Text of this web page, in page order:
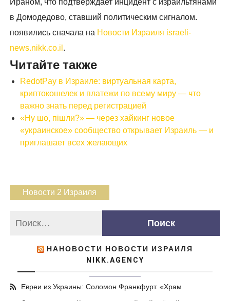
Ираном, что подтверждает инцидент с израильтянами
в Домодедово, ставший политическим сигналом.
появились сначала на Новости Израиля israeli-
news.nikk.co.il .
Читайте также
RedotPay в Израиле: виртуальная карта,
криптокошелек и платежи по всему миру — что
важно знать перед регистрацией
«Ну шо, пішли?» — через хайкинг новое
«украинское» сообщество открывает Израиль — и
приглашает всех желающих
Новости 2 Израиля
НАНОВОСТИ НОВОСТИ ИЗРАИЛЯ
NIKK.AGENCY
Евреи из Украины: Соломон Франкфурт. «Храм